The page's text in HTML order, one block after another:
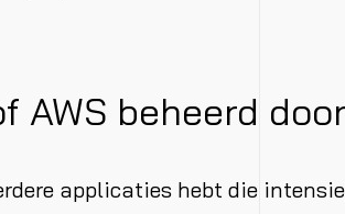
AWS beheerd
applicaties hebt die